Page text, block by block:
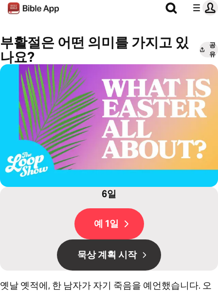
부활절은 어떤 의미를 가지고 있
나요?
공
유
6일
예 1일
묵상 계획 시작
옛날 옛적에, 한 남자가 자기 죽음을 예언했습니다. 오